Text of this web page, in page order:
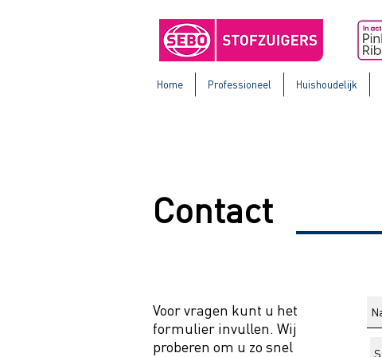
Home Professioneel Huishoudelijk
Contact
Voor vragen kunt u het
formulier invullen. Wij
proberen om u zo snel